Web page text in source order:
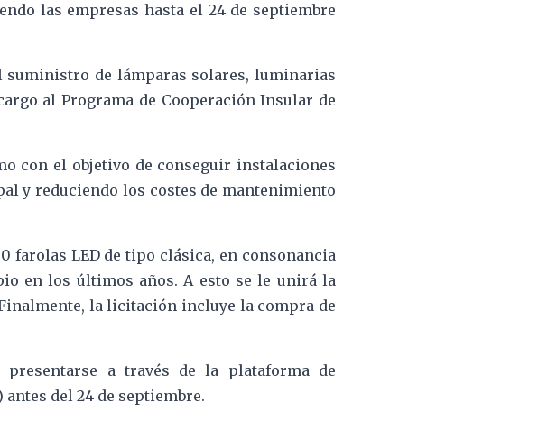
las empresas hasta el 24 de septiembre
suministro de lámparas solares, luminarias
al Programa de Cooperación Insular de
con el objetivo de conseguir instalaciones
y reduciendo los costes de mantenimiento
farolas LED de tipo clásica, en consonancia
en los últimos años. A esto se le unirá la
la licitación incluye la compra de
a través de la plataforma de
del 24 de septiembre.